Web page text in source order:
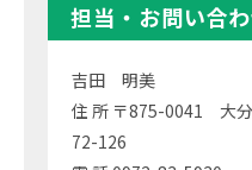
担当・お問い合
吉田 明美
住 所 〒875-0041 大
72-126